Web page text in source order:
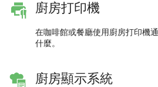
廚房打印機
在咖啡館或餐廳使用廚房打印機
什麼。
廚房顯示系統